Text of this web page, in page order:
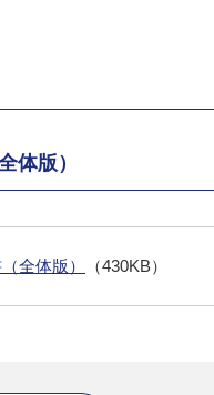
体版）
全体版） （430KB）